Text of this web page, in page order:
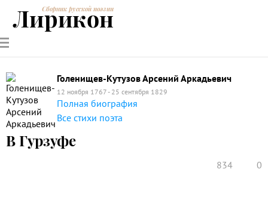
РУССКИЕ
ПОЭТЫ
СОВРЕМЕННИКИЭНЦИКЛОПЕДИЯ
ПОЭЗИИ
Сборник русской поэзии
Лирикон
Голенищев-Кутузов Арсений Аркадьевич
12 ноября 1767 - 25 сентября 1829
Полная биография
Все стихи поэта
В Гурзуфе
834 0